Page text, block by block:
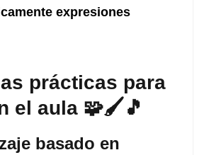
expresiones
prácticas para
el aula 🧩🖌️🎵
basado en